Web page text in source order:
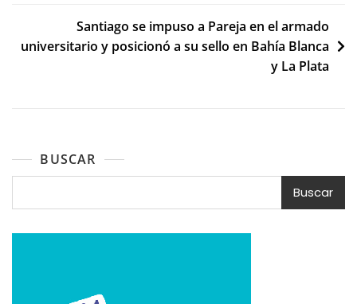
Santiago se impuso a Pareja en el armado
universitario y posicionó a su sello en Bahía Blanca
y La Plata
BUSCAR
Buscar